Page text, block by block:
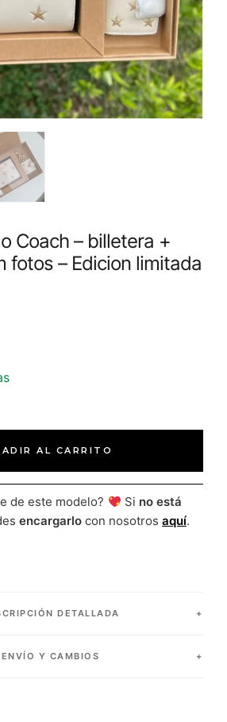
Coach – billetera +
fotos – Edicion limitada
AL CARRITO
de este modelo? Si no está
encargarlo con nosotros aquí.
DETALLADA
ENVÍO Y CAMBIOS